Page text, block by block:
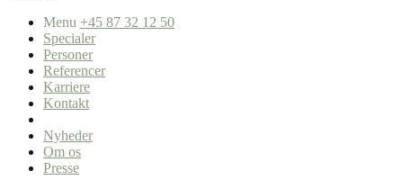
Menu +45 87 32 12 50
Specialer
Personer
Referencer
Karriere
Kontakt
Nyheder
Om os
Presse